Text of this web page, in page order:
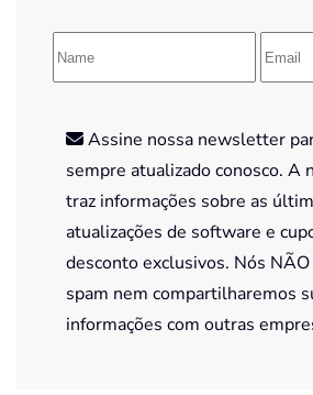
Assine nossa newsletter
sempre atualizado conosco. A
traz informações sobre as
atualizações de software e
desconto exclusivos. Nós
spam nem compartilharemos
informações com outras